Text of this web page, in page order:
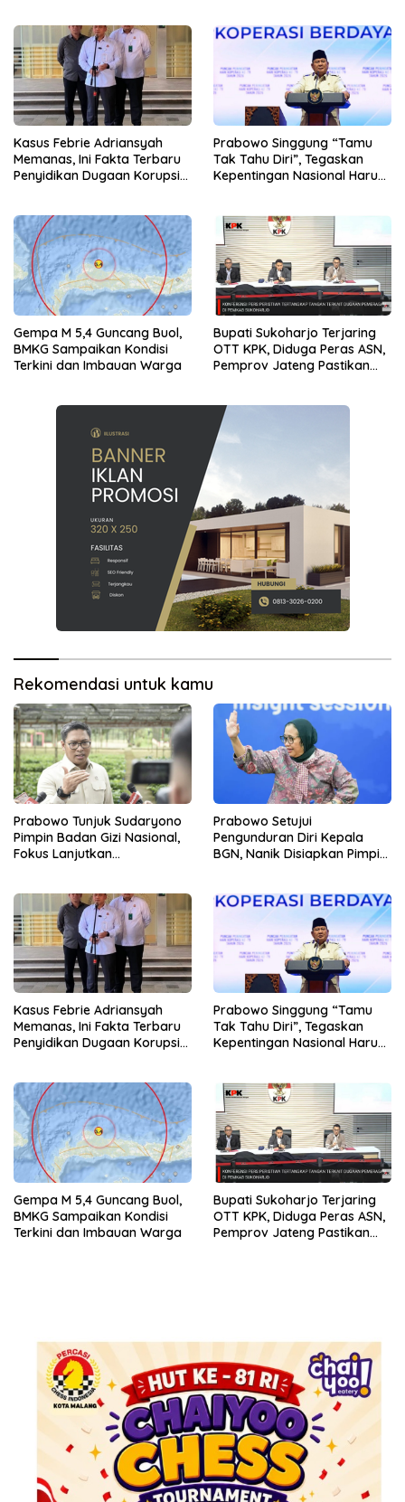
Kasus Febrie Adriansyah
Memanas, Ini Fakta Terbaru
Penyidikan Dugaan Korupsi
Prabowo Singgung “Tamu
Tak Tahu Diri”, Tegaskan
Kepentingan Nasional Harus
Gempa M 5,4 Guncang Buol,
BMKG Sampaikan Kondisi
Terkini dan Imbauan Warga
Bupati Sukoharjo Terjaring
OTT KPK, Diduga Peras ASN,
Pemprov Jateng Pastikan
Rekomendasi untuk kamu
Prabowo Tunjuk Sudaryono
Pimpin Badan Gizi Nasional,
Fokus Lanjutkan
Prabowo Setujui
Pengunduran Diri Kepala
BGN, Nanik Disiapkan Pimpin
Kasus Febrie Adriansyah
Memanas, Ini Fakta Terbaru
Penyidikan Dugaan Korupsi
Prabowo Singgung “Tamu
Tak Tahu Diri”, Tegaskan
Kepentingan Nasional Harus
Gempa M 5,4 Guncang Buol,
BMKG Sampaikan Kondisi
Terkini dan Imbauan Warga
Bupati Sukoharjo Terjaring
OTT KPK, Diduga Peras ASN,
Pemprov Jateng Pastikan